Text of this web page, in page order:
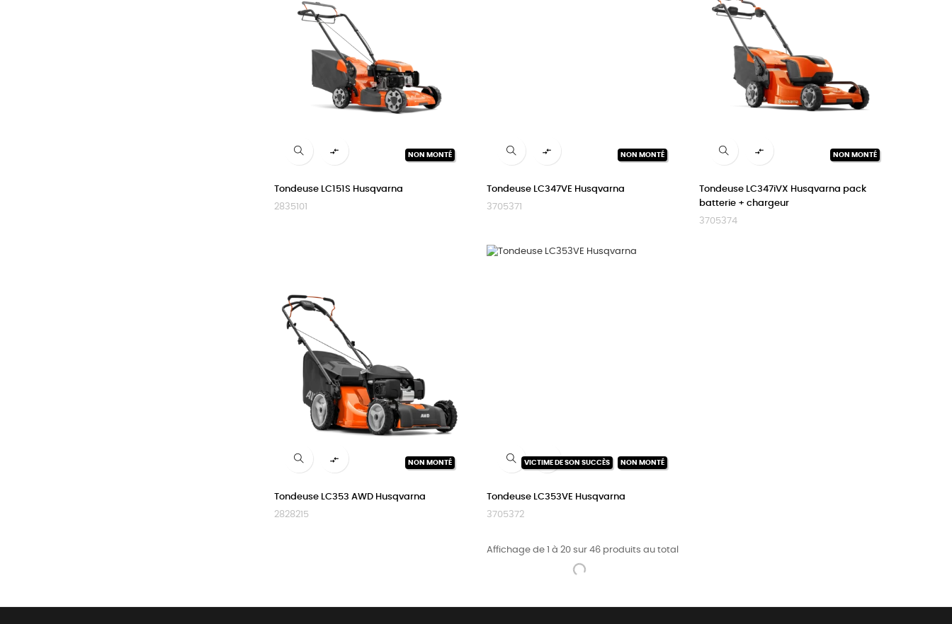
NON MONTÉ

Tondeuse LC151S Husqvarna
2835101
NON MONTÉ

Tondeuse LC347VE Husqvarna
3705371
NON MONTÉ

Tondeuse LC347iVX Husqvarna pack
batterie + chargeur
3705374
NON MONTÉ

Tondeuse LC353 AWD Husqvarna
2828215
VICTIME DE SON SUCCÈS NON MONTÉ

Tondeuse LC353VE Husqvarna
3705372
Affichage de 1 à 20 sur 46 produits au total